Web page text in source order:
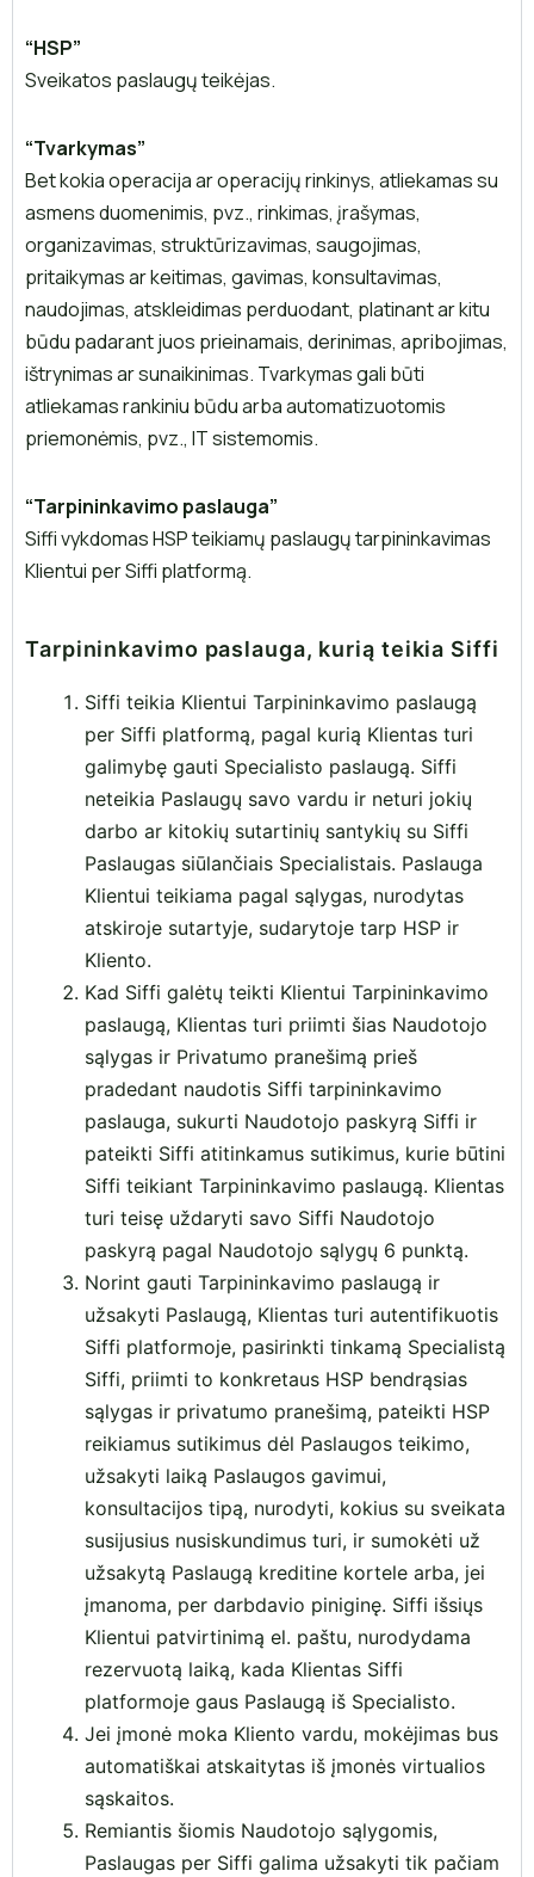
“HSP”
Sveikatos paslaugų teikėjas.
“Tvarkymas”
Bet kokia operacija ar operacijų rinkinys, atliekamas su
asmens duomenimis, pvz., rinkimas, įrašymas,
organizavimas, struktūrizavimas, saugojimas,
pritaikymas ar keitimas, gavimas, konsultavimas,
naudojimas, atskleidimas perduodant, platinant ar kitu
būdu padarant juos prieinamais, derinimas, apribojimas,
ištrynimas ar sunaikinimas. Tvarkymas gali būti
atliekamas rankiniu būdu arba automatizuotomis
priemonėmis, pvz., IT sistemomis.
“Tarpininkavimo paslauga”
Siffi vykdomas HSP teikiamų paslaugų tarpininkavimas
Klientui per Siffi platformą.
Tarpininkavimo paslauga, kurią teikia Siffi
Siffi teikia Klientui Tarpininkavimo paslaugą
per Siffi platformą, pagal kurią Klientas turi
galimybę gauti Specialisto paslaugą. Siffi
neteikia Paslaugų savo vardu ir neturi jokių
darbo ar kitokių sutartinių santykių su Siffi
Paslaugas siūlančiais Specialistais. Paslauga
Klientui teikiama pagal sąlygas, nurodytas
atskiroje sutartyje, sudarytoje tarp HSP ir
Kliento.
Kad Siffi galėtų teikti Klientui Tarpininkavimo
paslaugą, Klientas turi priimti šias Naudotojo
sąlygas ir Privatumo pranešimą prieš
pradedant naudotis Siffi tarpininkavimo
paslauga, sukurti Naudotojo paskyrą Siffi ir
pateikti Siffi atitinkamus sutikimus, kurie būtini
Siffi teikiant Tarpininkavimo paslaugą. Klientas
turi teisę uždaryti savo Siffi Naudotojo
paskyrą pagal Naudotojo sąlygų 6 punktą.
Norint gauti Tarpininkavimo paslaugą ir
užsakyti Paslaugą, Klientas turi autentifikuotis
Siffi platformoje, pasirinkti tinkamą Specialistą
Siffi, priimti to konkretaus HSP bendrąsias
sąlygas ir privatumo pranešimą, pateikti HSP
reikiamus sutikimus dėl Paslaugos teikimo,
užsakyti laiką Paslaugos gavimui,
konsultacijos tipą, nurodyti, kokius su sveikata
susijusius nusiskundimus turi, ir sumokėti už
užsakytą Paslaugą kreditine kortele arba, jei
įmanoma, per darbdavio piniginę. Siffi išsiųs
Klientui patvirtinimą el. paštu, nurodydama
rezervuotą laiką, kada Klientas Siffi
platformoje gaus Paslaugą iš Specialisto.
Jei įmonė moka Kliento vardu, mokėjimas bus
automatiškai atskaitytas iš įmonės virtualios
sąskaitos.
Remiantis šiomis Naudotojo sąlygomis,
Paslaugas per Siffi galima užsakyti tik pačiam